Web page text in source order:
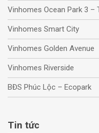
Vinhomes Ocean Park 3 –
Vinhomes Smart City
Vinhomes Golden Avenue
Vinhomes Riverside
BĐS Phúc Lộc – Ecopark
Tin tức